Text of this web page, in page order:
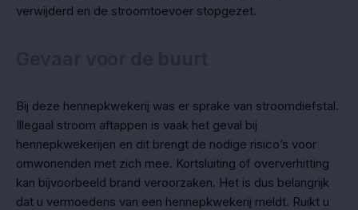
verwijderd en de stroomtoevoer stopgezet.
Bij deze hennepkwekerij was er sprake van stroomdiefstal.
Illegaal stroom aftappen is vaak het geval bij
hennepkwekerijen en dit brengt de nodige risico’s voor
omwonenden met zich mee. Kortsluiting of oververhitting
kan bijvoorbeeld brand veroorzaken. Het is dus belangrijk
dat u vermoedens van een hennepkwekerij meldt. Ruikt u